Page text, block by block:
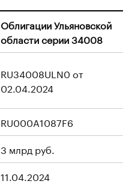
Облигации Ульяновской
области серии 34008
RU34008ULN0 от
02.04.2024
RU000A1087F6
3 млрд руб.
11.04.2024